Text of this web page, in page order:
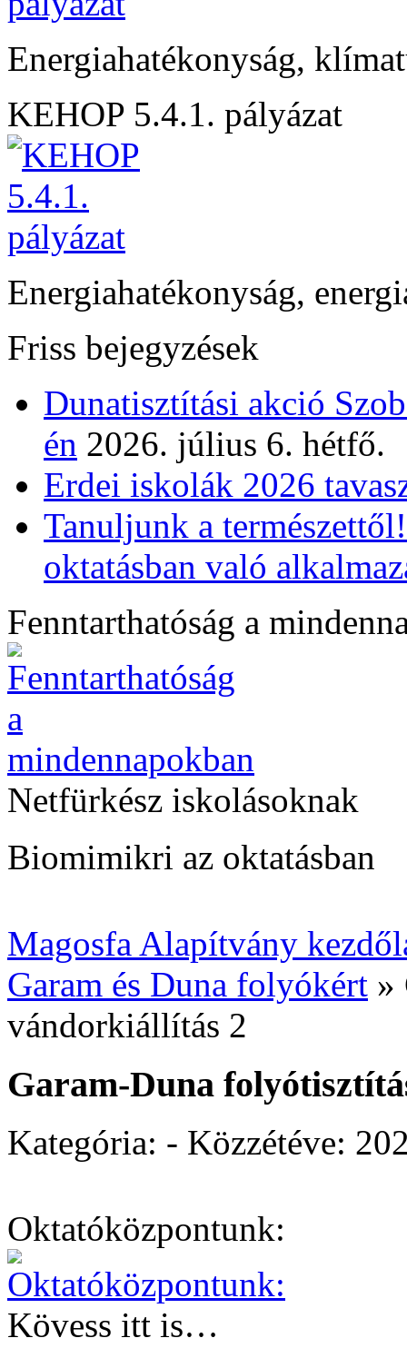
Energiahatékonyság,
KEHOP 5.4.1. pályázat
Energiahatékonyság,
Friss bejegyzések
Dunatisztítási akció
én 2026. július 6. hétfő.
Erdei iskolák 2026
Tanuljunk a
oktatásban való
Fenntarthatóság a
Netfürkész iskolásoknak
Biomimikri az oktatásban
Magosfa Alapítvány
Garam és Duna folyókért »
vándorkiállítás 2
Garam-Duna
Kategória: - Közzétéve:
Oktatóközpontunk:
Kövess itt is…